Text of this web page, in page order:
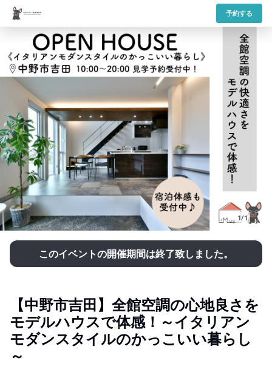
予約する
1/1
このイベントの開催期間は終了致しました。
【中野市吉田】全館空調の心地良さを
モデルハウスで体感！～イタリアン
モダンスタイルのかっこいい暮らし
～